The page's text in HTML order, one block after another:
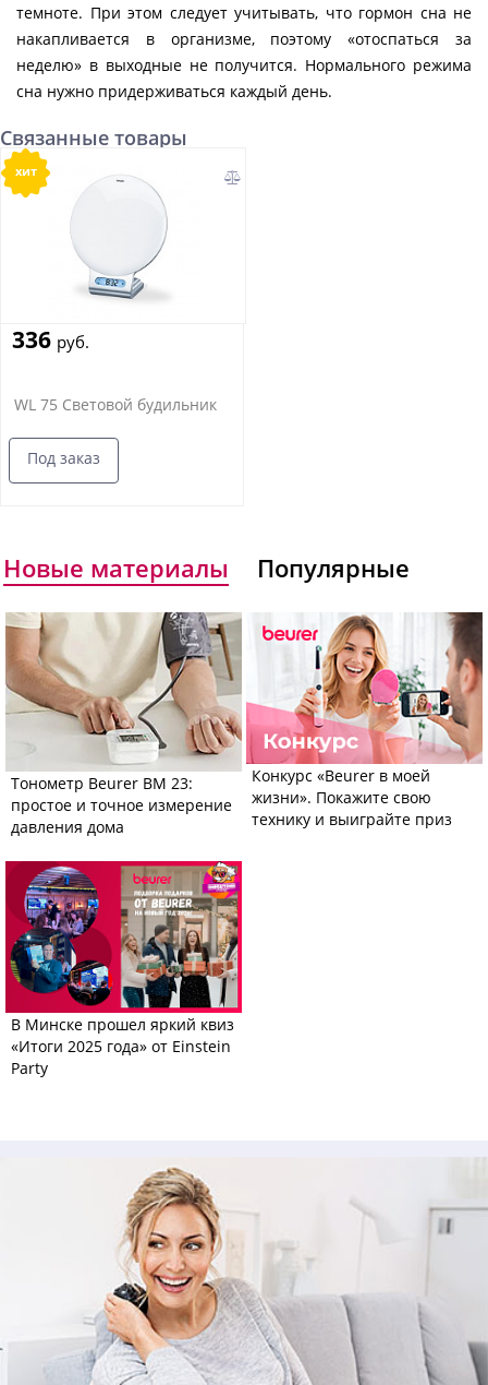
темноте. При этом следует учитывать, что гормон сна не
накапливается в организме, поэтому «отоспаться за
неделю» в выходные не получится. Нормального режима
сна нужно придерживаться каждый день.
Связанные товары
хит
336 руб.
WL 75 Световой будильник
Под заказ
Новые материалы Популярные
Тонометр Beurer BM 23:
простое и точное измерение
давления дома
Конкурс «Beurer в моей
жизни». Покажите свою
технику и выиграйте приз
В Минске прошел яркий квиз
«Итоги 2025 года» от Einstein
Party